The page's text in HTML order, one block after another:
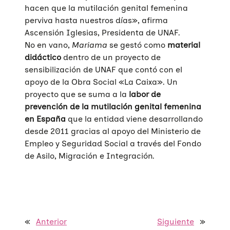
Quiénes somos
Transparencia
Familias reconstituidas
Atención directa
hacen que la mutilación genital femenina
perviva hasta nuestros días», afirma
Ascensión Iglesias, Presidenta de UNAF.
No en vano, Mariama se gestó como material
didáctico dentro de un proyecto de
sensibilización de UNAF que contó con el
apoyo de la Obra Social «La Caixa». Un
proyecto que se suma a la labor de
prevención de la mutilación genital femenina
en España que la entidad viene desarrollando
desde 2011 gracias al apoyo del Ministerio de
Empleo y Seguridad Social a través del Fondo
de Asilo, Migración e Integración.
« Anterior Siguiente »